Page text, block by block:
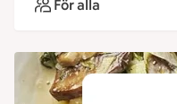
För alla